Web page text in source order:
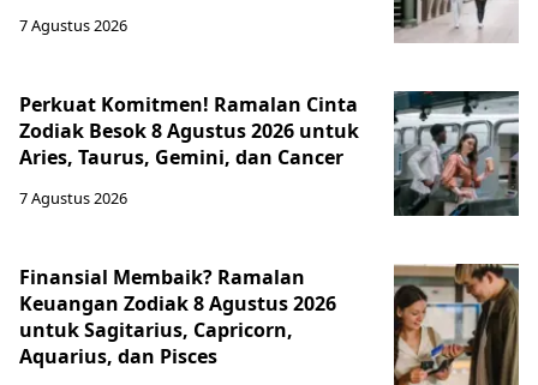
7 Agustus 2026
Perkuat Komitmen! Ramalan Cinta
Zodiak Besok 8 Agustus 2026 untuk
Aries, Taurus, Gemini, dan Cancer
7 Agustus 2026
Finansial Membaik? Ramalan
Keuangan Zodiak 8 Agustus 2026
untuk Sagitarius, Capricorn,
Aquarius, dan Pisces